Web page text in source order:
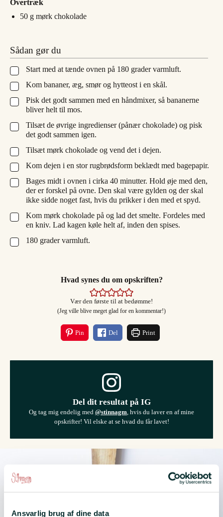
Ansvarlig brug af dine data
Overtræk
50 g mørk chokolade
Sådan gør du
▢
Start med at tænde ovnen på 180 grader varmluft.
▢
Kom bananer, æg, smør og hytteost i en skål.
▢
Pisk det godt sammen med en håndmixer, så bananerne
bliver helt til mos.
▢
Tilsæt de øvrige ingredienser (pånær chokolade) og pisk
det godt sammen igen.
▢
Tilsæt mørk chokolade og vend det i dejen.
▢
Kom dejen i en stor rugbrødsform beklædt med bagepapir.
▢
Bages midt i ovnen i cirka 40 minutter. Hold øje med den,
der er forskel på ovne. Den skal være gylden og der skal
ikke sidde noget fast, hvis du prikker i den med et spyd.
▢
Kom mørk chokolade på og lad det smelte. Fordeles med
en kniv. Lad kagen køle helt af, inden den spises.
▢180 grader varmluft.
Hvad synes du om opskriften?
Vær den første til at bedømme!
(Jeg ville blive meget glad for en kommentar!)
Pin Del Print
Del dit resultat på IG
Og tag mig endelig med @stinnagm , hvis du laver en af mine
opskrifter! Vil elske at se hvad du får lavet!